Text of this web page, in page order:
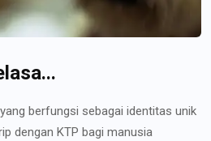
berfungsi sebagai identitas unik
dengan KTP bagi manusia